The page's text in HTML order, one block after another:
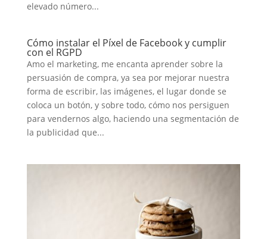
elevado número...
Cómo instalar el Píxel de Facebook y cumplir
con el RGPD
Amo el marketing, me encanta aprender sobre la
persuasión de compra, ya sea por mejorar nuestra
forma de escribir, las imágenes, el lugar donde se
coloca un botón, y sobre todo, cómo nos persiguen
para vendernos algo, haciendo una segmentación de
la publicidad que...